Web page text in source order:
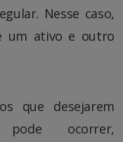
Nesse caso,
um ativo e outro
que desejarem
ocorrer,